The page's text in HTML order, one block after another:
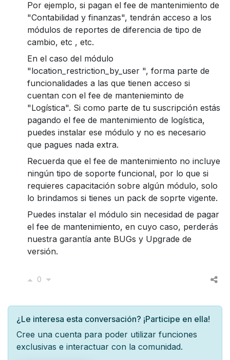
Por ejemplo, si pagan el fee de mantenimiento de
"Contabilidad y finanzas", tendrán acceso a los
módulos de reportes de diferencia de tipo de
cambio, etc , etc.
En el caso del módulo
"location_restriction_by_user ", forma parte de
funcionalidades a las que tienen acceso si
cuentan con el fee de mantenieminto de
"Logística". Si como parte de tu suscripción estás
pagando el fee de mantenimiento de logística,
puedes instalar ese módulo y no es necesario
que pagues nada extra.
Recuerda que el fee de mantenimiento no incluye
ningún tipo de soporte funcional, por lo que si
requieres capacitación sobre algún módulo, solo
lo brindamos si tienes un pack de soprte vigente.
Puedes instalar el módulo sin necesidad de pagar
el fee de mantenimiento, en cuyo caso, perderás
nuestra garantía ante BUGs y Upgrade de
versión.
0
¿Le interesa esta conversación? ¡Participe en ella!
Cree una cuenta para poder utilizar funciones
exclusivas e interactuar con la comunidad.